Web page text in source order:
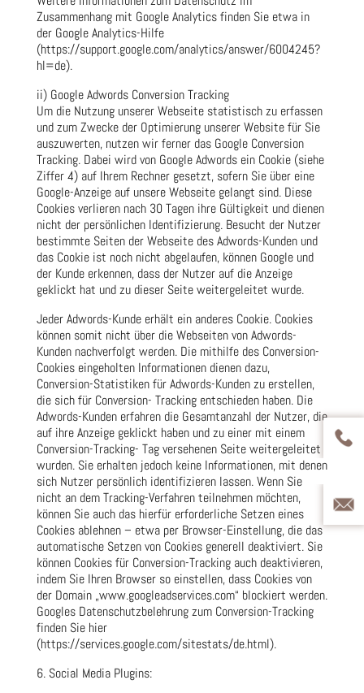
Zusammenhang mit Google Analytics finden Sie etwa in
der Google Analytics-Hilfe
(https://support.google.com/analytics/answer/6004245?
hl=de).
ii) Google Adwords Conversion Tracking
Um die Nutzung unserer Webseite statistisch zu erfassen
und zum Zwecke der Optimierung unserer Website für Sie
auszuwerten, nutzen wir ferner das Google Conversion
Tracking. Dabei wird von Google Adwords ein Cookie (siehe
Ziffer 4) auf Ihrem Rechner gesetzt, sofern Sie über eine
Google-Anzeige auf unsere Webseite gelangt sind. Diese
Cookies verlieren nach 30 Tagen ihre Gültigkeit und dienen
nicht der persönlichen Identifizierung. Besucht der Nutzer
bestimmte Seiten der Webseite des Adwords-Kunden und
das Cookie ist noch nicht abgelaufen, können Google und
der Kunde erkennen, dass der Nutzer auf die Anzeige
geklickt hat und zu dieser Seite weitergeleitet wurde.
Jeder Adwords-Kunde erhält ein anderes Cookie. Cookies
können somit nicht über die Webseiten von Adwords-
Kunden nachverfolgt werden. Die mithilfe des Conversion-
Cookies eingeholten Informationen dienen dazu,
Conversion-Statistiken für Adwords-Kunden zu erstellen,
die sich für Conversion- Tracking entschieden haben. Die
Adwords-Kunden erfahren die Gesamtanzahl der Nutzer, die
auf ihre Anzeige geklickt haben und zu einer mit einem
Conversion-Tracking- Tag versehenen Seite weitergeleitet
wurden. Sie erhalten jedoch keine Informationen, mit denen
sich Nutzer persönlich identifizieren lassen. Wenn Sie
nicht an dem Tracking-Verfahren teilnehmen möchten,
können Sie auch das hierfür erforderliche Setzen eines
Cookies ablehnen – etwa per Browser-Einstellung, die das
automatische Setzen von Cookies generell deaktiviert. Sie
können Cookies für Conversion-Tracking auch deaktivieren,
indem Sie Ihren Browser so einstellen, dass Cookies von
der Domain „www.googleadservices.com“ blockiert werden.
Googles Datenschutzbelehrung zum Conversion-Tracking
finden Sie hier
(https://services.google.com/sitestats/de.html).
6. Social Media Plugins: